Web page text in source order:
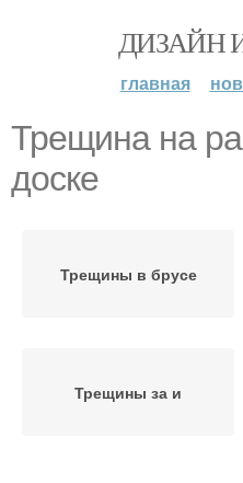
ДИЗАЙН
главная
Трещина на
доске
Трещины в брусе
Трещины за и